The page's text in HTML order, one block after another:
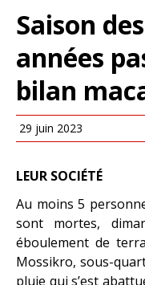
Saison
années
bilan
29 juin 2023
LEUR SOCIÉTÉ
Au moins 5
sont mortes,
éboulement de
Mossikro, sous-
pluie qui s’est